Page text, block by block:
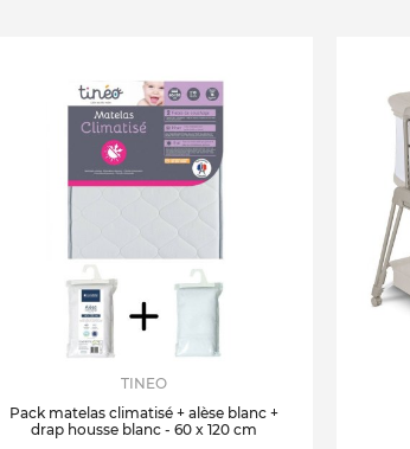
TINEO
Pack matelas climatisé + alèse blanc +
drap housse blanc - 60 x 120 cm